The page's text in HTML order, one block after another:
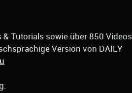
Tutorials sowie über 850 Videos
Version von DAILY